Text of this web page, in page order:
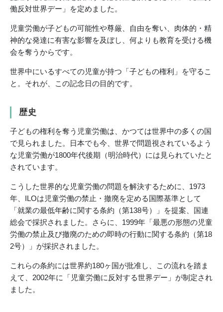
働反対世界デー」を定めました。
児童労働が子どもの可能性や尊厳、自由を奪い、肉体的・精
神的な発達に有害な影響を及ぼし、何よりも教育を受ける機
会を奪うからです。
世界中にいるすべての児童が持つ「子どもの権利」を守るこ
と。それが、この記念日の目的です。
歴史
子どもの権利を奪う児童労働は、かつては世界中の多くの国
で見られました。日本でも今、世界で問題視されているよう
な児童労働が1800年代後期（明治時代）には見られていたと
されています。
こうした世界的な児童労働の問題を解決するために、1973
年、ILOは児童労働の禁止・撤廃を定める国際基準として
「就業の最低年齢に関する条約（第138号）」を提案、国連
総会で採択されました。さらに、1999年「最悪の形態の児童
労働の禁止及び撤廃のための即時の行動に関する条約（第18
2号）」が採択されました。
これらの条約には世界約180ヶ国が批准し、この流れを踏ま
えて、2002年に「児童労働に反対する世界デー」が制定され
ました。